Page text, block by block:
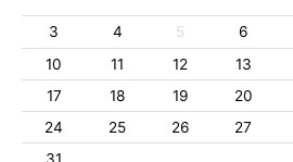
3
4 5 6
10
11 12 13
17
18 19 20
24
25 26 27